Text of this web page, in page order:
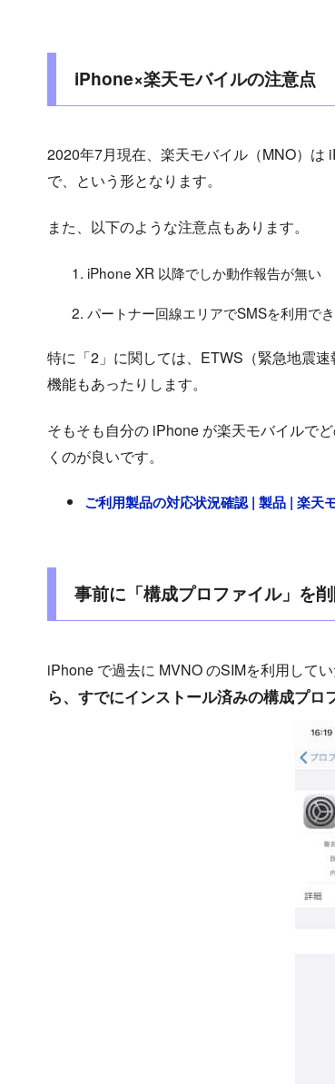
iPhone×楽天モバイルの注意点
2020年7月現在、楽天モバイル（MNO）
で、という形となります。
また、以下のような注意点もあります。
iPhone XR 以降でしか動作報告が無い
パートナー回線エリアでSMSを利用で
特に「2」に関しては、ETWS（緊急地震
機能もあったりします。
そもそも自分の iPhone が楽天モバイルで
くのが良いです。
ご利用製品の対応状況確認 | 製品 | 楽天
事前に「構成プロファイル」を
iPhone で過去に MVNO のSIMを利用してい
ら、すでにインストール済みの構成プロ